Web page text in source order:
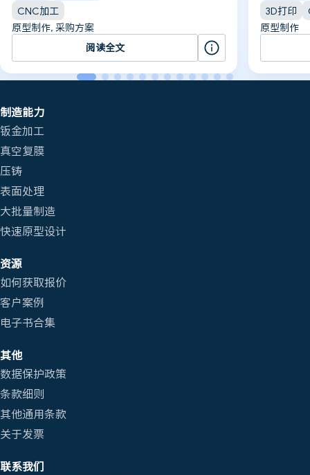
CNC加工
原型制作, 采购方案
阅读全文
3D打印
原型制作
制造能力
钣金加工
真空复膜
压铸
表面处理
大批量制造
快速原型设计
资源
如何获取报价
客户案例
电子书合集
其他
数据保护政策
条款细则
其他通用条款
关于发票
联系我们